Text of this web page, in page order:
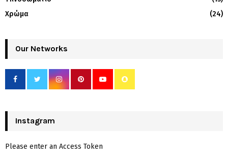
Χρώμα
(24)
Our Networks
Instagram
Please enter an Access Token